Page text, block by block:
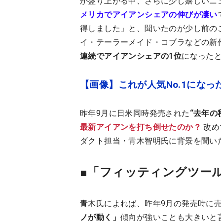
メリカでアイアンシェアの伸びが凄い
得しました」と、聞いたのが少し前の
イ・テーラーメイド・コブラなどの新
連続でアイアンシェアの1位になった
【画像】これが人気No.1にな
昨年9月に日米同時発売された “去年の
最新アイアンを打ち倒せたのか？ 改
ダクト担当・青木智明氏に背景を聞い
■「フィッティングツー
青木氏によれば、昨年9月の発売時に
ノが動く」 傾向が強いことも大きい